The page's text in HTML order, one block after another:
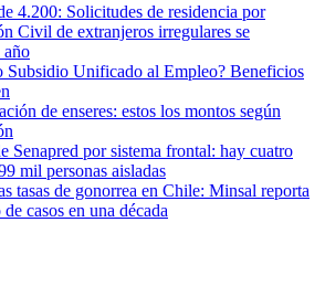
4.200: Solicitudes de residencia por
Civil de extranjeros irregulares se
año
Subsidio Unificado al Empleo? Beneficios
de enseres: estos los montos según
Senapred por sistema frontal: hay cuatro
mil personas aisladas
tasas de gonorrea en Chile: Minsal reporta
casos en una década